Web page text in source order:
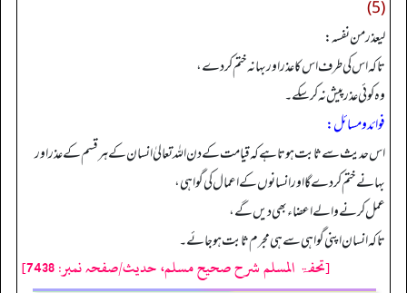
(5)
ليعذر من نفسه:
تاکہ اس کی طرف اس کا عذر اور بہانہ ختم کردے،
وہ کوئی عذر پیش نہ کرسکے۔
فوائد ومسائل:
اس حدیث سے ثابت ہوتاہے کہ قیامت کے دن اللہ تعالیٰ انسان کے ہر قسم کے عذر اور
بہانے ختم کردے گا اور انسانوں کے اعمال کی گواہی،
عمل کرنے والے اعضاء بھی دیں گے،
تاکہ انسان اپنی گواہی سے ہی مجرم ثابت ہوجائے۔
[تحفۃ المسلم شرح صحیح مسلم، حدیث/صفحہ نمبر: 7438]